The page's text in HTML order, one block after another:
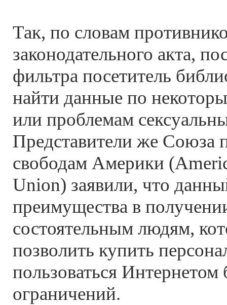
Так, по словам
законодательного акта,
фильтра посетитель
найти данные по
или проблемам
Представители же Союза
свободам Америки
Union) заявили, что
преимущества в
состоятельным людям,
позволить купить
пользоваться Интернетом
ограничений.